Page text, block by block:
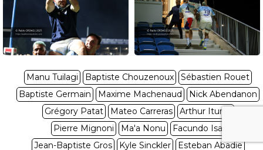
Manu Tuilagi Baptiste Chouzenoux
Sébastien Rouet
Baptiste Germain
Maxime Machenaud
Nick Abendanon
Grégory Patat
Mateo Carreras
Arthur Iturria
Pierre Mignoni
Ma'a Nonu
Facundo Isa
Jean-Baptiste Gros
Kyle Sinckler Esteban Abadie